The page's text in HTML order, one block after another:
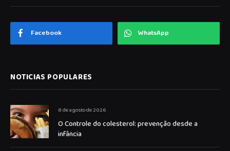
Facebook WhatsApp
NOTICIAS POPULARES
8 de agosto de 2026
O Controle do colesterol: prevenção desde a
infância